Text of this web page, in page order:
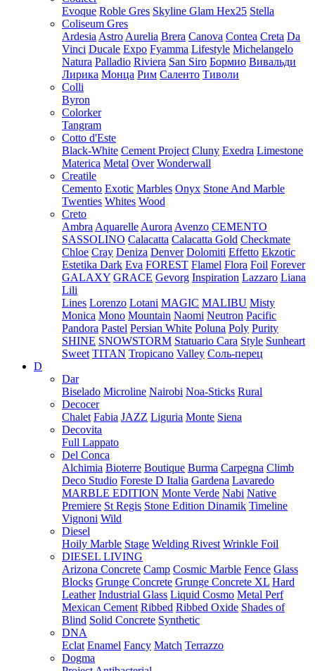
Evoque Roble Gres Skyline Glam Hex25 Stella
Coliseum Gres
Ardesia Astro Aurelia Brera Canova Contea Creta Da
Vinci Ducale Expo Fyamma Lifestyle Michelangelo
Natura Palladio Riviera San Siro Бормио Вивальди
Лирика Монца Рим Саленто Тиволи
Colli
Byron
Colorker
Tangram
Cotto d'Este
Black-White Cement Project Cluny Exedra Limestone
Materica Metal Over Wonderwall
Creatile
Cemento Exotic Marbles Onyx Stone And Marble
Twenties Whites Wood
Creto
Ambra Aquarelle Aurora Avenzo CEMENTO
SASSOLINO Calacatta Calacatta Gold Checkmate
Chloe Cray Deniza Denver Dolomiti Effetto Ekzotic
Estetika Dark Eva FOREST Flamel Flora Foil Forever
GALAXY GRACE Gevorg Inspiration Lazzaro Liana
Lili
Lines Lorenzo Lotani MAGIC MALIBU Misty
Monica Mono Mountain Naomi Neutron Pacific
Pandora Pastel Persian White Poluna Poly Purity
SHINE SNOWSTORM Statuario Cara Style Sunheart
Sweet TITAN Tropicano Valley Соль-перец
D
Dar
Biselado Microline Nairobi Noa-Sticks Rural
Decocer
Chalet Fabia JAZZ Liguria Monte Siena
Decovita
Full Lappato
Del Conca
Alchimia Bioterre Boutique Burma Carpegna Climb
Deco Studio Foreste D Italia Gardena Lavaredo
MARBLE EDITION Monte Verde Nabi Native
Premiere St Regis Stone Edition Dinamik Timeline
Vignoni Wild
Diesel
Hoily Marble Stage Welding Rivest Wrinkle Foil
DIESEL LIVING
Arizona Concrete Camp Cosmic Marble Fence Glass
Blocks Grunge Concrete Grunge Concrete XL Hard
Leather Industrial Glass Liquid Cosmo Metal Perf
Mexican Cement Ribbed Ribbed Oxide Shades of
Blind Solid Concrete Synthetic
DNA
Eclat Enamel Fancy Match Terrazzo
Dogma